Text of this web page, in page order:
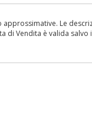
Le
Vendita è valida